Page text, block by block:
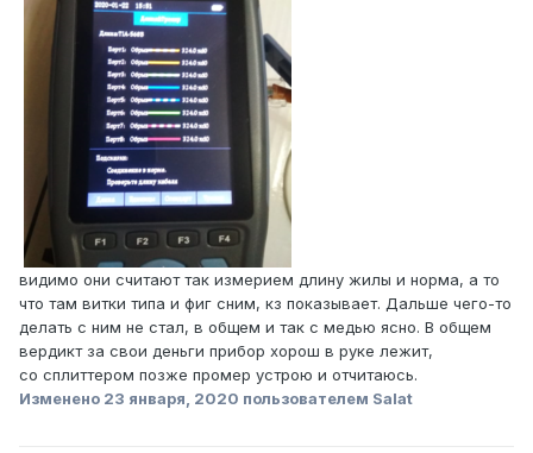
видимо они считают так измерием длину жилы и норма, а то
что там витки типа и фиг сним, кз показывает. Дальше чего-то
делать с ним не стал, в общем и так с медью ясно. В общем
вердикт за свои деньги прибор хорош в руке лежит,
со сплиттером позже промер устрою и отчитаюсь.
Изменено 23 января, 2020 пользователем Salat